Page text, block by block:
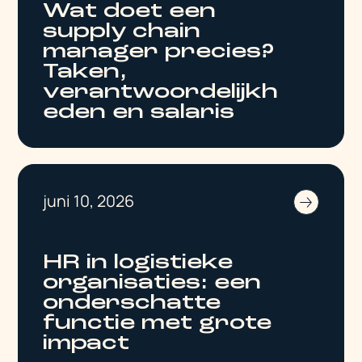
Wat doet een
supply chain
manager precies?
Taken,
verantwoordelijkh
eden en salaris
juni 10, 2026
HR in logistieke
organisaties: een
onderschatte
functie met grote
impact